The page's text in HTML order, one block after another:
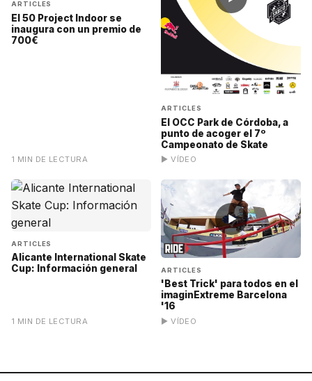
ARTICLES
El 50 Project Indoor se
inaugura con un premio de
700€
1 MIN DE LECTURA
ARTICLES
El OCC Park de Córdoba, a
punto de acoger el 7º
Campeonato de Skate
▶ VÍDEO
ARTICLES
Alicante International Skate
Cup: Información general
1 MIN DE LECTURA
▶
ARTICLES
'Best Trick' para todos en el
imaginExtreme Barcelona
'16
▶ VÍDEO